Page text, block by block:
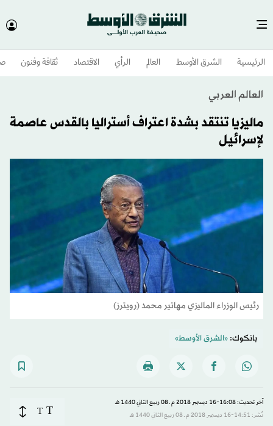
الرئيسية الشرق الأوسط​ العالم الرأي الاقتصاد ثقافة وفنون
العالم العربي
ماليزيا تنتقد بشدة اعتراف أستراليا بالقدس عاصمة
لإسرائيل
رئيس الوزراء الماليزي مهاتير محمد (رويترز)
بانكوك:«الشرق الأوسط»
آخر تحديث: 16:08-16 ديسمبر 2018 م ـ 08 ربيع الثاني 1440 هـ
نُشر: 14:51-16 ديسمبر 2018 م ـ 08 ربيع الثاني 1440 هـ
T
T